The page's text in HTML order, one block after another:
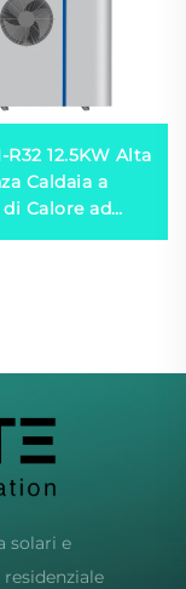
R32 12.5KW Alta
Caldaia a
Calore ad
solari e